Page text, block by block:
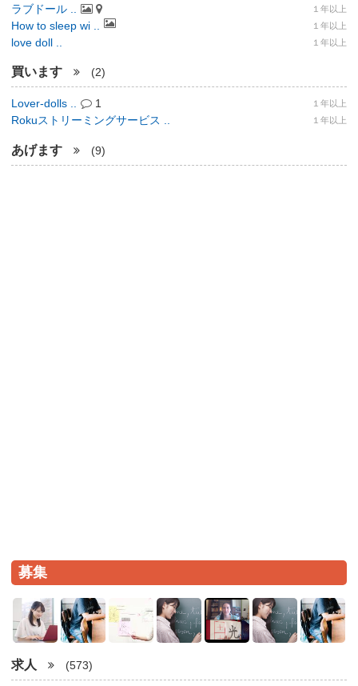
ラブドール .. １年以上
How to sleep wi .. １年以上
love doll .. １年以上
買います (2)
Lover-dolls .. 1 １年以上
Rokuストリーミングサービス .. １年以上
あげます (9)
募集
求人 (573)